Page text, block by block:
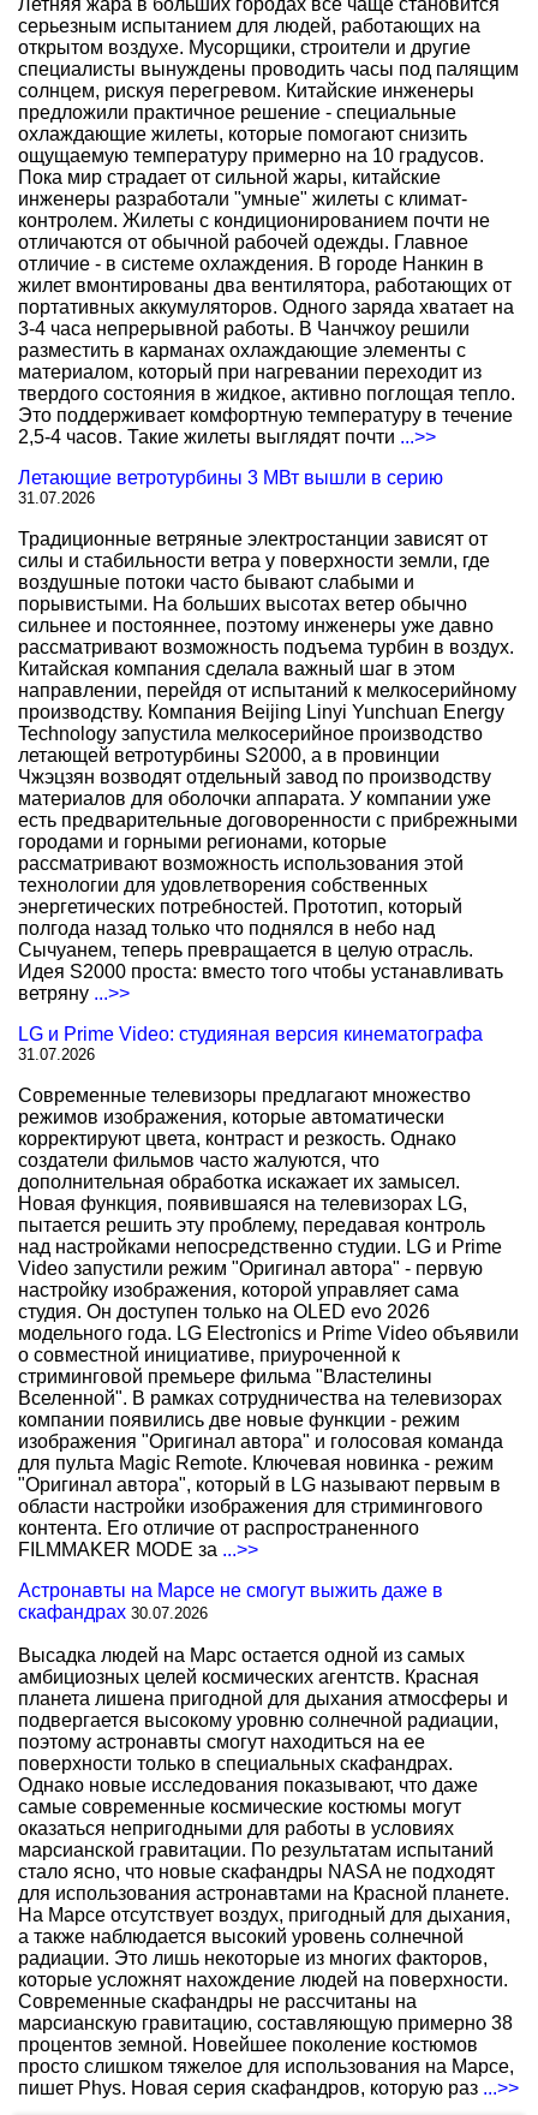
Летняя жара в больших городах все чаще становится
серьезным испытанием для людей, работающих на
открытом воздухе. Мусорщики, строители и другие
специалисты вынуждены проводить часы под палящим
солнцем, рискуя перегревом. Китайские инженеры
предложили практичное решение - специальные
охлаждающие жилеты, которые помогают снизить
ощущаемую температуру примерно на 10 градусов.
Пока мир страдает от сильной жары, китайские
инженеры разработали "умные" жилеты с климат-
контролем. Жилеты с кондиционированием почти не
отличаются от обычной рабочей одежды. Главное
отличие - в системе охлаждения. В городе Нанкин в
жилет вмонтированы два вентилятора, работающих от
портативных аккумуляторов. Одного заряда хватает на
3-4 часа непрерывной работы. В Чанчжоу решили
разместить в карманах охлаждающие элементы с
материалом, который при нагревании переходит из
твердого состояния в жидкое, активно поглощая тепло.
Это поддерживает комфортную температуру в течение
2,5-4 часов. Такие жилеты выглядят почти ...>>
Летающие ветротурбины 3 МВт вышли в серию
31.07.2026
Традиционные ветряные электростанции зависят от
силы и стабильности ветра у поверхности земли, где
воздушные потоки часто бывают слабыми и
порывистыми. На больших высотах ветер обычно
сильнее и постояннее, поэтому инженеры уже давно
рассматривают возможность подъема турбин в воздух.
Китайская компания сделала важный шаг в этом
направлении, перейдя от испытаний к мелкосерийному
производству. Компания Beijing Linyi Yunchuan Energy
Technology запустила мелкосерийное производство
летающей ветротурбины S2000, а в провинции
Чжэцзян возводят отдельный завод по производству
материалов для оболочки аппарата. У компании уже
есть предварительные договоренности с прибрежными
городами и горными регионами, которые
рассматривают возможность использования этой
технологии для удовлетворения собственных
энергетических потребностей. Прототип, который
полгода назад только что поднялся в небо над
Сычуанем, теперь превращается в целую отрасль.
Идея S2000 проста: вместо того чтобы устанавливать
ветряну ...>>
LG и Prime Video: студияная версия кинематографа
31.07.2026
Современные телевизоры предлагают множество
режимов изображения, которые автоматически
корректируют цвета, контраст и резкость. Однако
создатели фильмов часто жалуются, что
дополнительная обработка искажает их замысел.
Новая функция, появившаяся на телевизорах LG,
пытается решить эту проблему, передавая контроль
над настройками непосредственно студии. LG и Prime
Video запустили режим "Оригинал автора" - первую
настройку изображения, которой управляет сама
студия. Он доступен только на OLED evo 2026
модельного года. LG Electronics и Prime Video объявили
о совместной инициативе, приуроченной к
стриминговой премьере фильма "Властелины
Вселенной". В рамках сотрудничества на телевизорах
компании появились две новые функции - режим
изображения "Оригинал автора" и голосовая команда
для пульта Magic Remote. Ключевая новинка - режим
"Оригинал автора", который в LG называют первым в
области настройки изображения для стримингового
контента. Его отличие от распространенного
FILMMAKER MODE за ...>>
Астронавты на Марсе не смогут выжить даже в
скафандрах 30.07.2026
Высадка людей на Марс остается одной из самых
амбициозных целей космических агентств. Красная
планета лишена пригодной для дыхания атмосферы и
подвергается высокому уровню солнечной радиации,
поэтому астронавты смогут находиться на ее
поверхности только в специальных скафандрах.
Однако новые исследования показывают, что даже
самые современные космические костюмы могут
оказаться непригодными для работы в условиях
марсианской гравитации. По результатам испытаний
стало ясно, что новые скафандры NASA не подходят
для использования астронавтами на Красной планете.
На Марсе отсутствует воздух, пригодный для дыхания,
а также наблюдается высокий уровень солнечной
радиации. Это лишь некоторые из многих факторов,
которые усложнят нахождение людей на поверхности.
Современные скафандры не рассчитаны на
марсианскую гравитацию, составляющую примерно 38
процентов земной. Новейшее поколение костюмов
просто слишком тяжелое для использования на Марсе,
пишет Phys. Новая серия скафандров, которую раз ...>>